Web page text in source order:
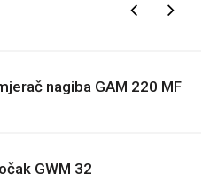
nagiba GAM 220 MF
GWM 32